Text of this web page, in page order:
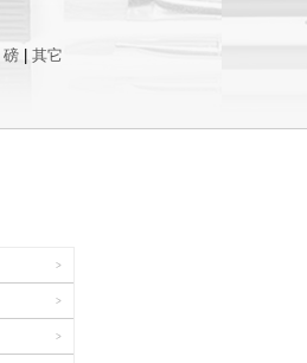
磅 其它
>
>
>